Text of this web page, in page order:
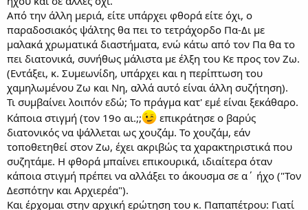
Από την άλλη μεριά, είτε υπάρχει φθορά είτε όχι, ο
παραδοσιακός ψάλτης θα πει το τετράχορδο Πα-Δι με
μαλακά χρωματικά διαστήματα, ενώ κάτω από τον Πα θα το
πει διατονικά, συνήθως μάλιστα με έλξη του Κε προς τον Ζω.
(Εντάξει, κ. Συμεωνίδη, υπάρχει και η περίπτωση του
χαμηλωμένου Ζω και Νη, αλλά αυτό είναι άλλη συζήτηση).
Τι συμβαίνει λοιπόν εδώ; Το πράγμα κατ' εμέ είναι ξεκάθαρο.
Κάποια στιγμή (τον 19ο αι.;;
επικράτησε ο βαρύς
διατονικός να ψάλλεται ως χουζάμ. Το χουζάμ, εάν
τοποθετηθεί στον Ζω, έχει ακριβώς τα χαρακτηριστικά που
συζητάμε. Η φθορά μπαίνει επικουρικά, ιδιαίτερα όταν
κάποια στιγμή πρέπει να αλλάξει το άκουσμα σε α΄ ήχο ("Τον
Δεσπότην και Αρχιερέα").
Και έρχομαι στην αρχική ερώτηση του κ. Παπαπέτρου: Γιατί